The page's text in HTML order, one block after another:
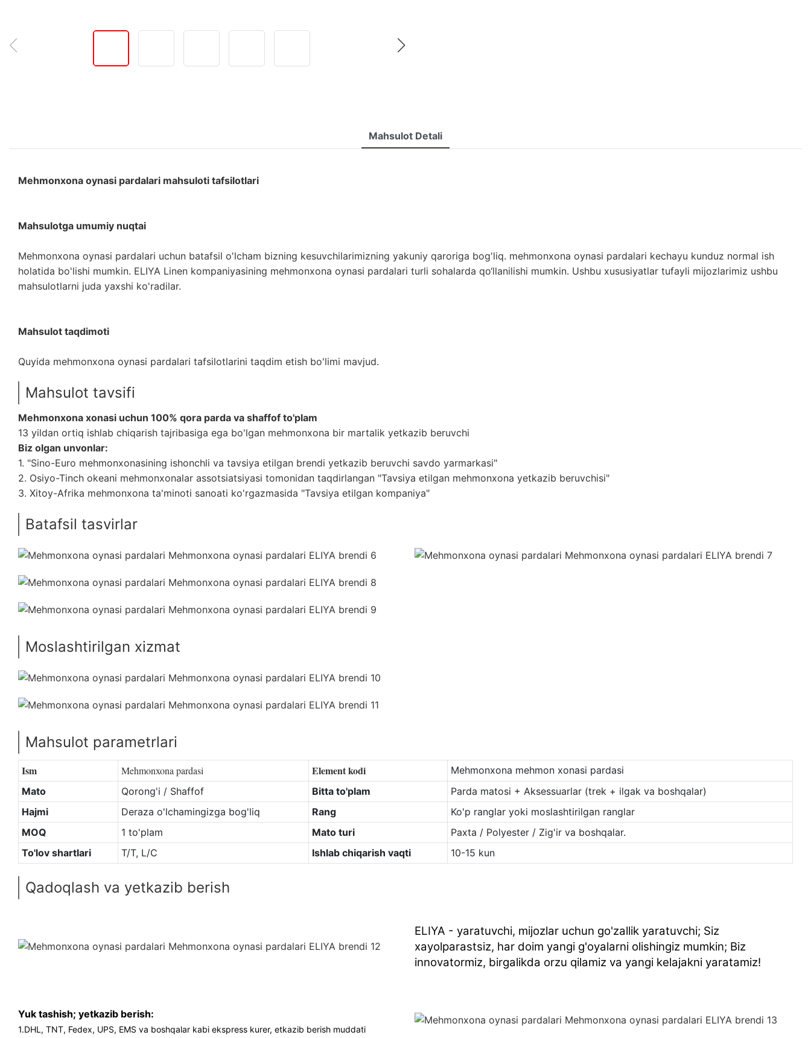
Mahsulot Detali
Mehmonxona oynasi pardalari mahsuloti tafsilotlari
Mahsulotga umumiy nuqtai
Mehmonxona oynasi pardalari uchun batafsil o'lcham bizning kesuvchilarimizning yakuniy qaroriga bog'liq. mehmonxona oynasi pardalari kechayu kunduz normal ish
holatida bo'lishi mumkin. ELIYA Linen kompaniyasining mehmonxona oynasi pardalari turli sohalarda qo‘llanilishi mumkin. Ushbu xususiyatlar tufayli mijozlarimiz ushbu
mahsulotlarni juda yaxshi ko'radilar.
Mahsulot taqdimoti
Quyida mehmonxona oynasi pardalari tafsilotlarini taqdim etish bo'limi mavjud.
Mahsulot tavsifi
Mehmonxona xonasi uchun 100% qora parda va shaffof to'plam
13 yildan ortiq ishlab chiqarish tajribasiga ega bo'lgan mehmonxona bir martalik yetkazib beruvchi
Biz olgan unvonlar:
1. "Sino-Euro mehmonxonasining ishonchli va tavsiya etilgan brendi yetkazib beruvchi savdo yarmarkasi"
2. Osiyo-Tinch okeani mehmonxonalar assotsiatsiyasi tomonidan taqdirlangan "Tavsiya etilgan mehmonxona yetkazib beruvchisi"
3. Xitoy-Afrika mehmonxona ta'minoti sanoati ko'rgazmasida "Tavsiya etilgan kompaniya"
Batafsil tasvirlar
Moslashtirilgan xizmat
Mahsulot parametrlari
Ism Mehmonxona pardasi Element kodi
Mehmonxona mehmon xonasi pardasi
Mato
Qorong'i / Shaffof Bitta to'plam
Parda matosi + Aksessuarlar (trek + ilgak va boshqalar)
Hajmi
Deraza o'lchamingizga bog'liq Rang
Ko'p ranglar yoki moslashtirilgan ranglar
MOQ
1 to'plam Mato turi
Paxta / Polyester / Zig'ir va boshqalar.
To'lov shartlari
T/T, L/C Ishlab chiqarish vaqti 10-15 kun
Qadoqlash va yetkazib berish
ELIYA - yaratuvchi, mijozlar uchun go'zallik yaratuvchi; Siz
xayolparastsiz, har doim yangi g'oyalarni olishingiz mumkin; Biz
innovatormiz, birgalikda orzu qilamiz va yangi kelajakni yaratamiz!
Yuk tashish; yetkazib berish:
1.DHL, TNT, Fedex, UPS, EMS va boshqalar kabi ekspress kurer, etkazib berish muddati